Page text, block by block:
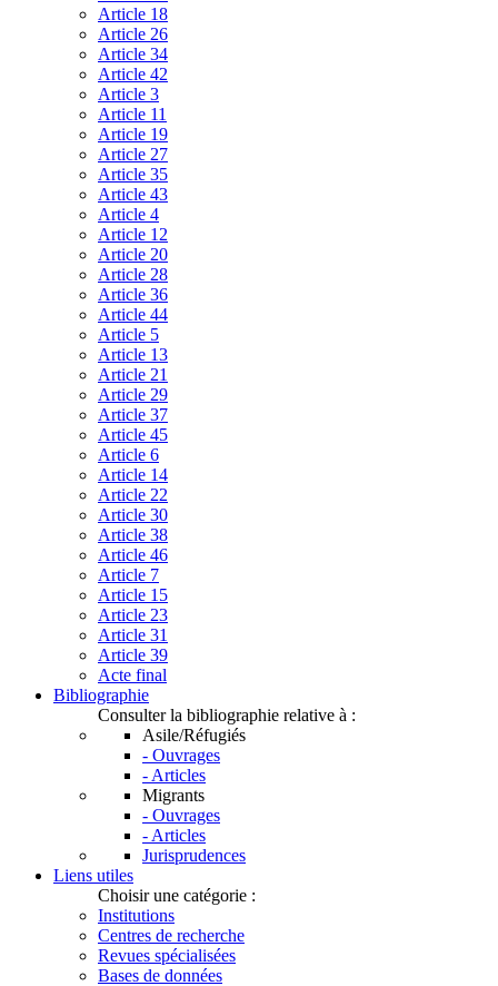
Article 18
Article 26
Article 34
Article 42
Article 3
Article 11
Article 19
Article 27
Article 35
Article 43
Article 4
Article 12
Article 20
Article 28
Article 36
Article 44
Article 5
Article 13
Article 21
Article 29
Article 37
Article 45
Article 6
Article 14
Article 22
Article 30
Article 38
Article 46
Article 7
Article 15
Article 23
Article 31
Article 39
Acte final
Bibliographie
Consulter la bibliographie relative à :
Asile/Réfugiés
- Ouvrages
- Articles
Migrants
- Ouvrages
- Articles
Jurisprudences
Liens utiles
Choisir une catégorie :
Institutions
Centres de recherche
Revues spécialisées
Bases de données